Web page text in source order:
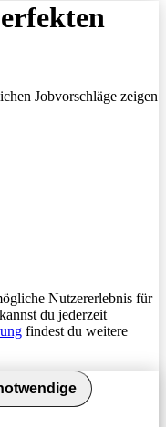
Jobvorschläge zeigen
Nutzererlebnis für
du jederzeit
findest du weitere